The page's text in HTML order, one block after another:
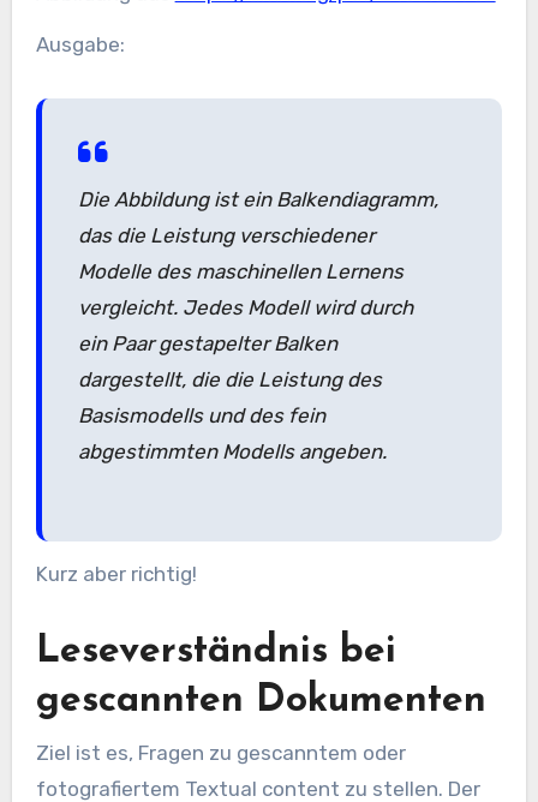
Ausgabe:
Die Abbildung ist ein Balkendiagramm,
das die Leistung verschiedener
Modelle des maschinellen Lernens
vergleicht. Jedes Modell wird durch
ein Paar gestapelter Balken
dargestellt, die die Leistung des
Basismodells und des fein
abgestimmten Modells angeben.
Kurz aber richtig!
Leseverständnis bei
gescannten Dokumenten
Ziel ist es, Fragen zu gescanntem oder
fotografiertem Textual content zu stellen. Der